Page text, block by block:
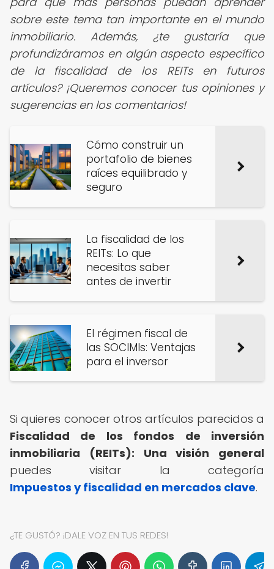
sobre este tema tan importante en el mundo
inmobiliario. Además, ¿te gustaría que
profundizáramos en algún aspecto específico
de la fiscalidad de los REITs en futuros
artículos? ¡Queremos conocer tus opiniones y
sugerencias en los comentarios!
Cómo construir un
portafolio de bienes
raíces equilibrado y
seguro
La fiscalidad de los
REITs: Lo que
necesitas saber
antes de invertir
El régimen fiscal de
las SOCIMIs: Ventajas
para el inversor
Si quieres conocer otros artículos parecidos a
Fiscalidad de los fondos de inversión
inmobiliaria (REITs): Una visión general
puedes visitar la categoría
Impuestos y fiscalidad en mercados clave.
¿TE GUSTÓ? ¡DALE VOZ EN TUS REDES!